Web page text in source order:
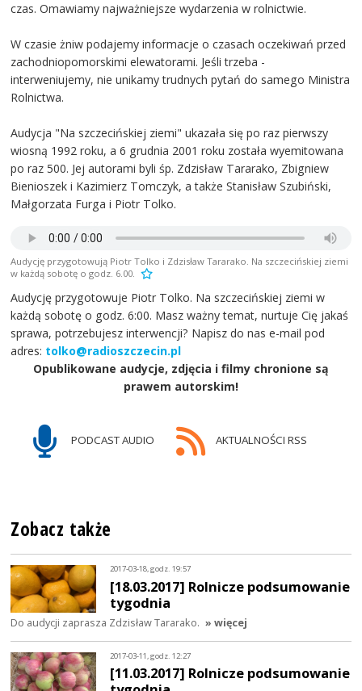
czas. Omawiamy najważniejsze wydarzenia w rolnictwie.
W czasie żniw podajemy informacje o czasach oczekiwań przed
zachodniopomorskimi elewatorami. Jeśli trzeba -
interweniujemy, nie unikamy trudnych pytań do samego Ministra
Rolnictwa.
Audycja "Na szczecińskiej ziemi" ukazała się po raz pierwszy
wiosną 1992 roku, a 6 grudnia 2001 roku została wyemitowana
po raz 500. Jej autorami byli śp. Zdzisław Tararako, Zbigniew
Bienioszek i Kazimierz Tomczyk, a także Stanisław Szubiński,
Małgorzata Furga i Piotr Tolko.
Audycję przygotowują Piotr Tolko i Zdzisław Tararako. Na szczecińskiej ziemi
w każdą sobotę o godz. 6.00.
Audycję przygotowuje Piotr Tolko. Na szczecińskiej ziemi w
każdą sobotę o godz. 6:00. Masz ważny temat, nurtuje Cię jakaś
sprawa, potrzebujesz interwencji? Napisz do nas e-mail pod
adres: tolko@radioszczecin.pl
Opublikowane audycje, zdjęcia i filmy chronione są
prawem autorskim!
PODCAST AUDIO AKTUALNOŚCI RSS
Zobacz także
2017-03-18, godz. 19:57
[18.03.2017] Rolnicze podsumowanie
tygodnia
Do audycji zaprasza Zdzisław Tararako. » więcej
2017-03-11, godz. 12:27
[11.03.2017] Rolnicze podsumowanie